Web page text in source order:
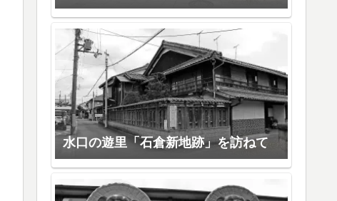
水口の遊里「石倉新地跡」を訪ねて